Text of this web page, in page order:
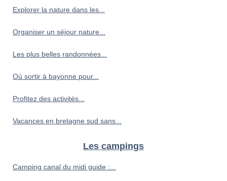
Explorer la nature dans les...
Organiser un séjour nature...
Les plus belles randonnées...
Où sortir à bayonne pour...
Profitez des activités...
Vacances en bretagne sud sans...
Les campings
Camping canal du midi guide :...